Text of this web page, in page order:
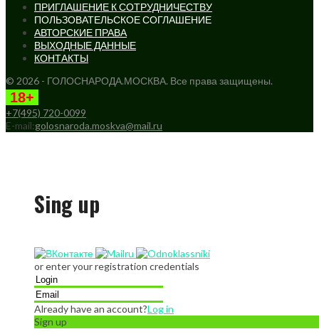
ПРИГЛАШЕНИЕ К СОТРУДНИЧЕСТВУ
ПОЛЬЗОВАТЕЛЬСКОЕ СОГЛАШЕНИЕ
АВТОРСКИЕ ПРАВА
ВЫХОДНЫЕ ДАННЫЕ
КОНТАКТЫ
© 2026 - ГОЛОСНАРОДА.МОСКВА. Все права защищены.
18+
+7(495) 720-0099
E-mail:golosnaroda.moskva@mail.ru
Sing up
or enter your registration credentials
Already have an account?Log in
Sign up